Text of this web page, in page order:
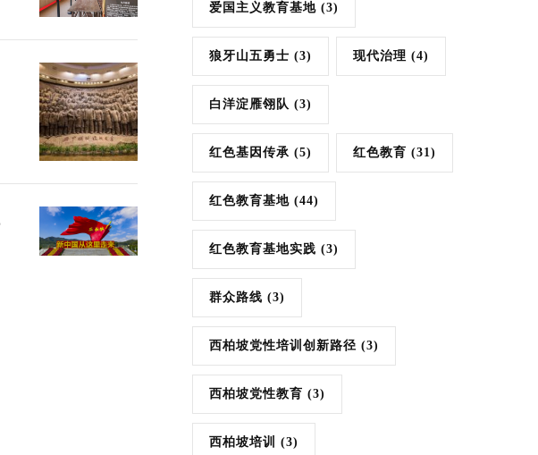
爱国主义教育基地 (3)
狼牙山五勇士 (3) 现代治理 (4)
白洋淀雁翎队 (3)
红色基因传承 (5) 红色教育 (31)
红色教育基地 (44)
红色教育基地实践 (3)
群众路线 (3)
西柏坡党性培训创新路径 (3)
西柏坡党性教育 (3)
西柏坡培训 (3)